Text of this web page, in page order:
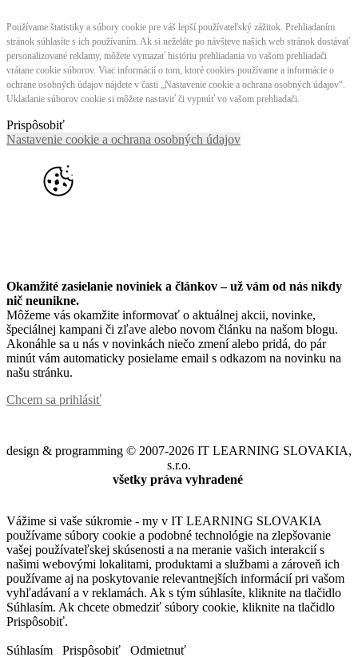
Používame štatistiky a súbory cookie pre váš lepší používateľský zážitok. Prehliadaním
stránok súhlasíte s ich používaním. Ak si neželáte po návšteve našich web stránok dostávať
personalizované reklamy, môžete vymazať históriu prehliadania vo vašom prehliadači
vrátane cookie súborov. Viac informácií o tom, ktoré cookies používame a informácie o
ochrane osobných údajov nájdete v časti „Nastavenie cookie a ochrana osobných údajov“.
Ukladanie súborov cookie si môžete nastaviť či vypnúť vo vašom prehliadači.
Prispôsobiť
Nastavenie cookie a ochrana osobných údajov
Okamžité zasielanie noviniek a článkov – už vám od nás nikdy
nič neunikne.
Môžeme vás okamžite informovať o aktuálnej akcii, novinke,
špeciálnej kampani či zľave alebo novom článku na našom blogu.
Akonáhle sa u nás v novinkách niečo zmení alebo pridá, do pár
minút vám automaticky posielame email s odkazom na novinku na
našu stránku.
Chcem sa prihlásiť
design & programming © 2007-2026 IT LEARNING SLOVAKIA,
s.r.o.
všetky práva vyhradené
Vážime si vaše súkromie - my v IT LEARNING SLOVAKIA
používame súbory cookie a podobné technológie na zlepšovanie
vašej používateľskej skúsenosti a na meranie vašich interakcií s
našimi webovými lokalitami, produktami a službami a zároveň ich
používame aj na poskytovanie relevantnejších informácií pri vašom
vyhľadávaní a v reklamách. Ak s tým súhlasíte, kliknite na tlačidlo
Súhlasím. Ak chcete obmedziť súbory cookie, kliknite na tlačidlo
Prispôsobiť.
Súhlasím Prispôsobiť Odmietnuť